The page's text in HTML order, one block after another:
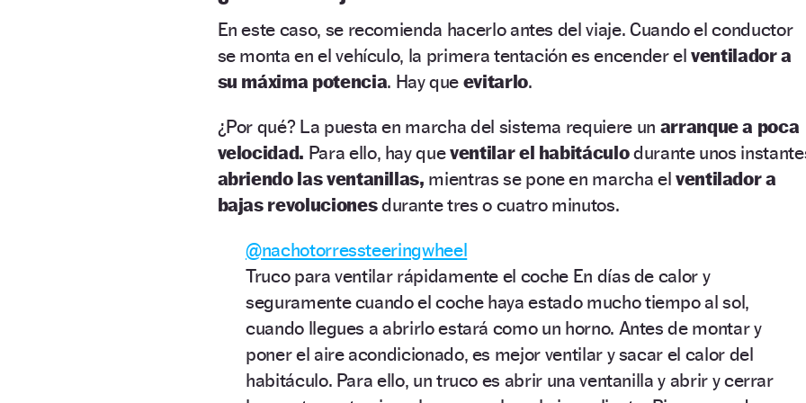
En este caso, se recomienda hacerlo antes del viaje. Cuando el conductor
se monta en el vehículo, la primera tentación es encender elventilador a
su máxima potencia. Hay que evitarlo.
¿Por qué? La puesta en marcha del sistema requiere un arranque a poca
velocidad. Para ello, hay queventilarel habitáculodurante unos
abriendo las ventanillas, mientras se pone en marcha el ventilador a
bajas revolucionesdurante tres o cuatro minutos.
@nachotorressteeringwheel
Truco para ventilar rápidamente el coche En días de calor y
seguramente cuando el coche haya estado mucho tiempo al sol,
cuando llegues a abrirlo estará como un horno. Antes de montar y
poner el aire acondicionado, es mejor ventilar y sacar el calor del
habitáculo. Para ello, un truco es abrir una ventanilla y abrir y cerrar